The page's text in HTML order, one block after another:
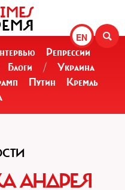
EN
Репрессии
Блоги /
Украина
Путин
Кремль
АНДРЕЯ